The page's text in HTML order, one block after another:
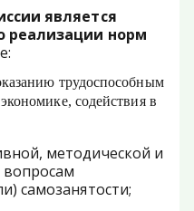
является
реализации норм
трудоспособным
содействия в
методической и
самозанятости;